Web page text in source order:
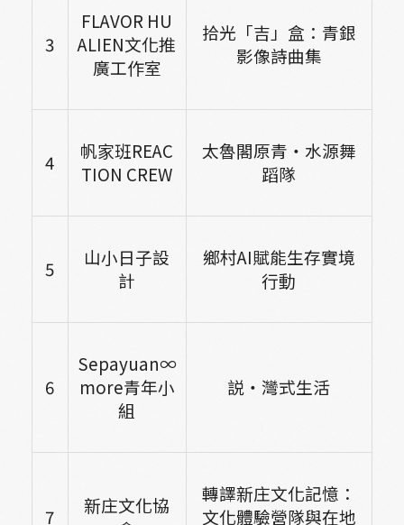
3
FLAVOR HU
ALIEN文化推
廣工作室
拾光「吉」盒：青銀
影像詩曲集
4
帆家班REAC
TION CREW
太魯閣原青‧水源舞
蹈隊
5
山小日子設
計
鄉村AI賦能生存實境
行動
6
Sepayuan∞
more青年小
組
説・灣式生活
7
新庄文化協
轉譯新庄文化記憶：
文化體驗營隊與在地